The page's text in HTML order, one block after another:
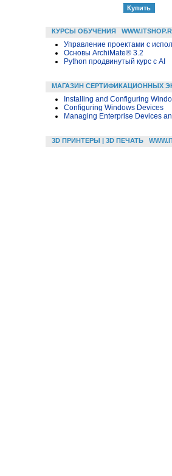
КУРСЫ ОБУЧЕНИЯ
Управление проектами с
Основы ArchiMate® 3.2
Python продвинутый курс с AI
МАГАЗИН СЕРТИФИКАЦИОННЫХ
Installing and Configuring
Configuring Windows Devices
Managing Enterprise Devices
3D ПРИНТЕРЫ | 3D ПЕЧАТЬ